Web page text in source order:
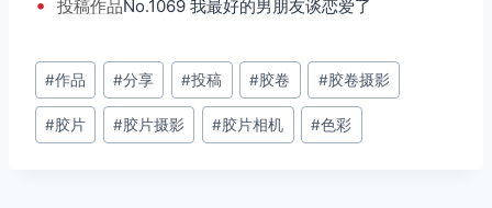
投稿作品No.1069 我最好的男朋友谈恋爱了
文
章
标
#作品 #分享 #投稿 #胶卷 #胶卷摄影
#胶片 #胶片摄影 #胶片相机 #色彩